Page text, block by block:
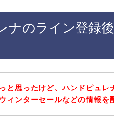
ナのライン登録
と思ったけど、ハンドピュレ
ィンターセールなどの情報を